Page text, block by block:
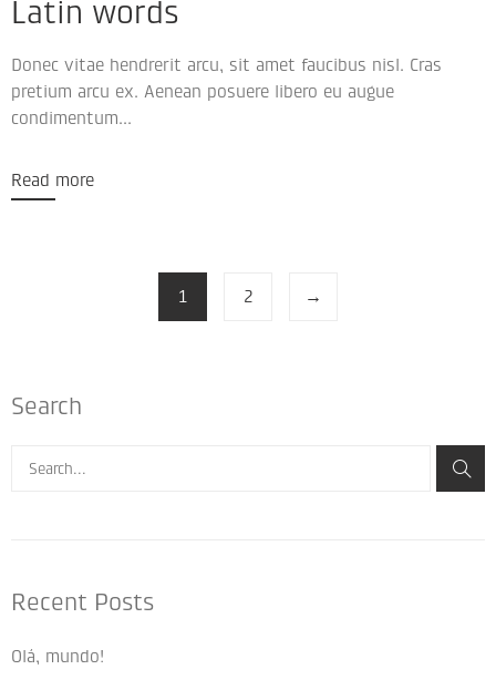
Latin words
Donec vitae hendrerit arcu, sit amet faucibus nisl. Cras
pretium arcu ex. Aenean posuere libero eu augue
condimentum...
Read more
1 2 →
Search
Pesquisar
Recent Posts
Olá, mundo!